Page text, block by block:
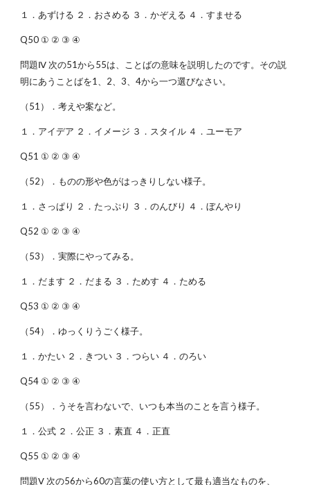
１．あずける ２．おさめる ３．かぞえる ４．すませる
Q50 ① ② ③ ④
問題Ⅳ 次の51から55は、ことばの意味を説明したのです。その説
明にあうことばを1、2、3、4から一つ選びなさい。
（51）．考えや案など。
１．アイデア ２．イメージ ３．スタイル ４．ユーモア
Q51 ① ② ③ ④
（52）．ものの形や色がはっきりしない様子。
１．さっぱり ２．たっぷり ３．のんびり ４．ぼんやり
Q52 ① ② ③ ④
（53）．実際にやってみる。
１．だます ２．だまる ３．ためす ４．ためる
Q53 ① ② ③ ④
（54）．ゆっくりうごく様子。
１．かたい ２．きつい ３．つらい ４．のろい
Q54 ① ② ③ ④
（55）．うそを言わないで、いつも本当のことを言う様子。
１．公式 ２．公正 ３．素直 ４．正直
Q55 ① ② ③ ④
問題Ⅴ 次の56から60の言葉の使い方として最も適当なものを、